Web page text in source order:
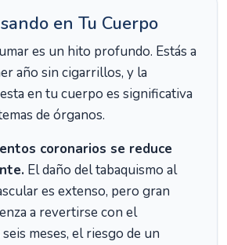
en Tu Cuerpo
es un hito profundo. Estás a
año sin cigarrillos, y la
en tu cuerpo es significativa
de órganos.
coronarios se reduce
El daño del tabaquismo al
es extenso, pero gran
a revertirse con el
meses, el riesgo de un